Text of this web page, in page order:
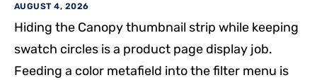
AUGUST 4, 2026
Hiding the Canopy thumbnail strip while keeping
swatch circles is a product page display job.
Feeding a color metafield into the filter menu is